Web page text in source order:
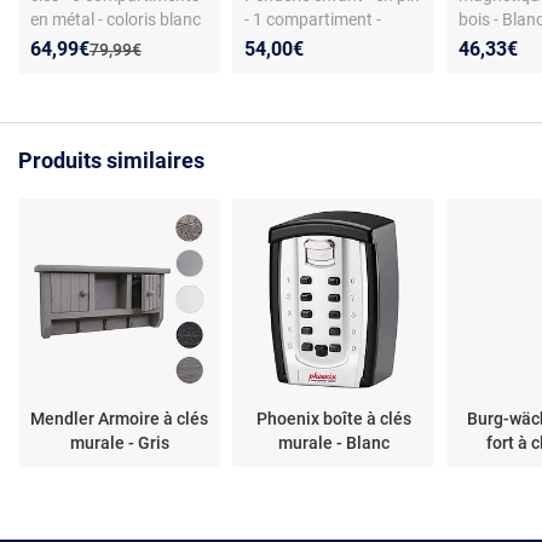
en métal - coloris blanc
Ancien prix :
79,99€
Nouveau prix :
64,99€
Réduction de :
- 1 compartiment -
couleur blanche
54,00€
bois -
15,8 x
46,33€
Produits similaires
Mendler Armoire à clés
murale - Gris
Phoenix boîte à clés
murale - Blanc
Burg-
fort à